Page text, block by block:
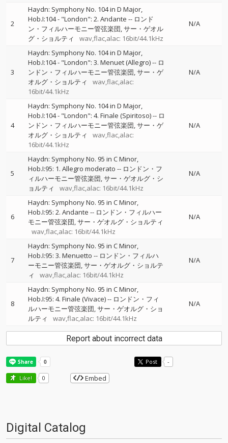
2
Haydn: Symphony No. 104 in D Major,
Hob.I:104 - "London": 2. Andante -- ロンド
ン・フィルハーモニー管弦楽団 サー・ゲオル
グ・ショルティ
wav,flac,alac: 16bit/44.1kHz
N/A
3
Haydn: Symphony No. 104 in D Major,
Hob.I:104 - "London": 3. Menuet (Allegro)-- ロ
ンドン・フィルハーモニー管弦楽団 サー・ゲ
オルグ・ショルティ
wav,flac,alac:
16bit/44.1kHz
N/A
4
Haydn: Symphony No. 104 in D Major,
Hob.I:104 - "London": 4. Finale (Spiritoso)-- ロ
ンドン・フィルハーモニー管弦楽団 サー・ゲ
オルグ・ショルティ
wav,flac,alac:
16bit/44.1kHz
N/A
5
Haydn: Symphony No. 95 in C Minor,
Hob.I:95: 1. Allegro moderato -- ロンドン・フ
ィルハーモニー管弦楽団 サー・ゲオルグ・シ
ョルティ
wav,flac,alac: 16bit/44.1kHz
N/A
6
Haydn: Symphony No. 95 in C Minor,
Hob.I:95: 2. Andante -- ロンドン・フィルハー
モニー管弦楽団 サー・ゲオルグ・ショルティ
wav,flac,alac: 16bit/44.1kHz
N/A
7
Haydn: Symphony No. 95 in C Minor,
Hob.I:95: 3. Menuetto -- ロンドン・フィルハ
ーモニー管弦楽団 サー・ゲオルグ・ショルテ
ィ
wav,flac,alac: 16bit/44.1kHz
N/A
8
Haydn: Symphony No. 95 in C Minor,
Hob.I:95: 4. Finale (Vivace)-- ロンドン・フィ
ルハーモニー管弦楽団 サー・ゲオルグ・ショ
ルティ
wav,flac,alac: 16bit/44.1kHz
N/A
Report about incorrect data
Post -
Like! 0 Embed
Digital Catalog